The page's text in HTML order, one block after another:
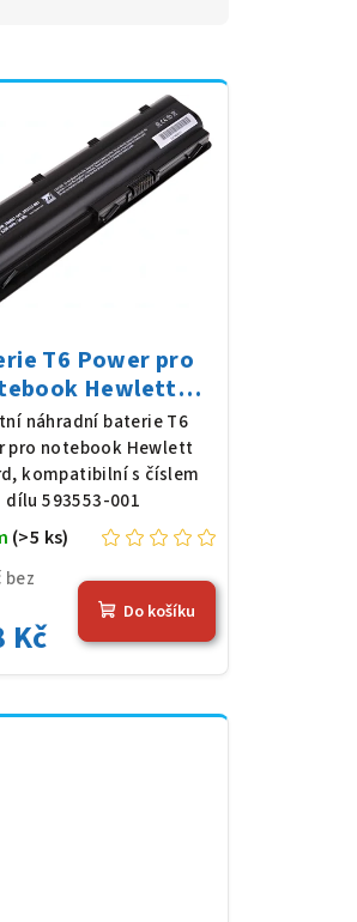
T6 Power pro
Hewlett
593553-001, Li-
V, 5200 mAh (56
Wh), černá
náhradní baterie T6
pro notebook Hewlett
kompatibilní s číslem
dílu 593553-001
bez
Kč
(>5 ks)
Do košíku